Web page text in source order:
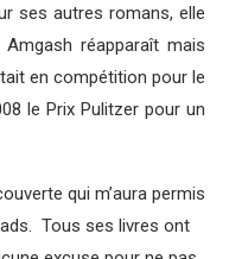
ses autres romans, elle
réapparaît mais
en compétition pour le
le Prix Pulitzer pour un
qui m’aura permis
Tous ses livres ont